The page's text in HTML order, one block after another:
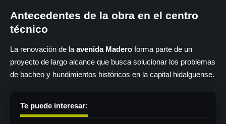
Antecedentes de la obra en el centro
técnico
La renovación de la avenida Madero forma parte de un
proyecto de largo alcance que busca solucionar los problemas
de bacheo y hundimientos históricos en la capital hidalguense.
Te puede interesar: